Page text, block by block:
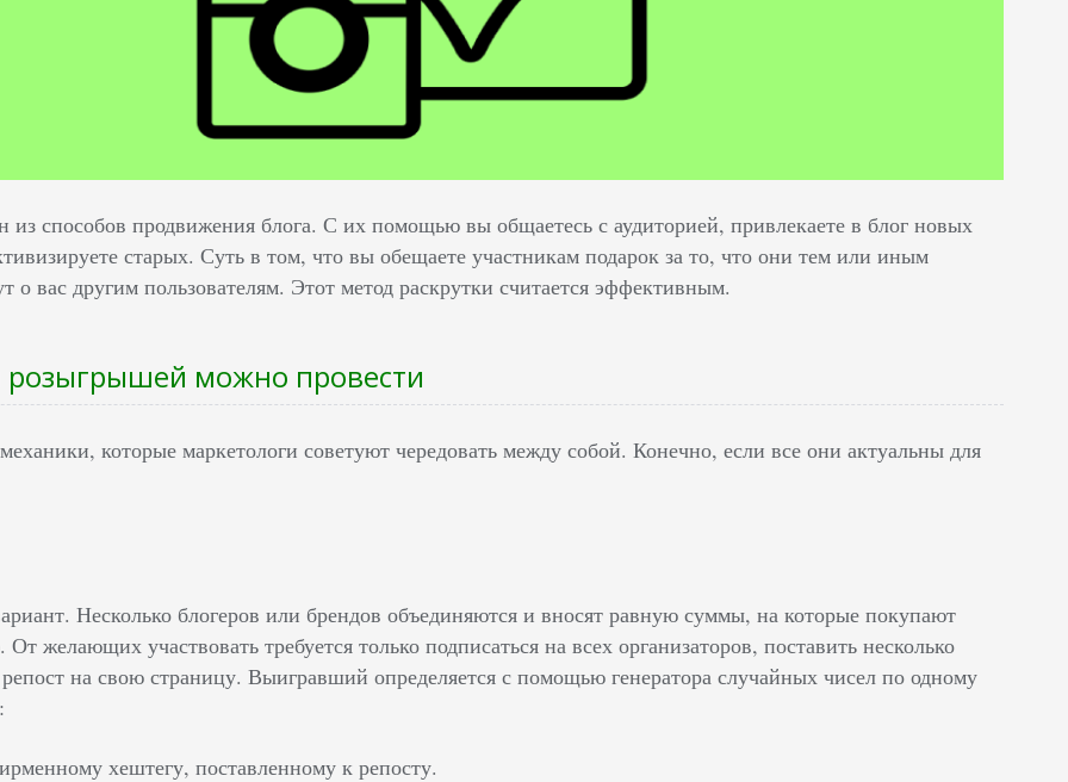
из способов продвижения блога. С их помощью вы общаетесь с аудиторией, привлекаете в блог новых
старых. Суть в том, что вы обещаете участникам подарок за то, что они тем или иным
о вас другим пользователям. Этот метод раскрутки считается эффективным.
розыгрышей можно провести
которые маркетологи советуют чередовать между собой. Конечно, если все они актуальны для
Несколько блогеров или брендов объединяются и вносят равную суммы, на которые покупают
желающих участвовать требуется только подписаться на всех организаторов, поставить несколько
репост на свою страницу. Выигравший определяется с помощью генератора случайных чисел по одному
хештегу, поставленному к репосту.